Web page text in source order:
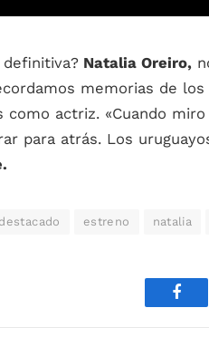
Natalia Oreiro,
memorias de
como actriz. «Cuando
para atrás. Los
destacado estreno natalia